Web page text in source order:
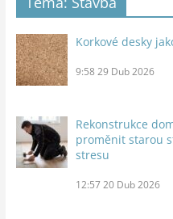
Korkové desky
9:58 29 Dub 2026
Rekonstrukce
proměnit starou
stresu
12:57 20 Dub 2026